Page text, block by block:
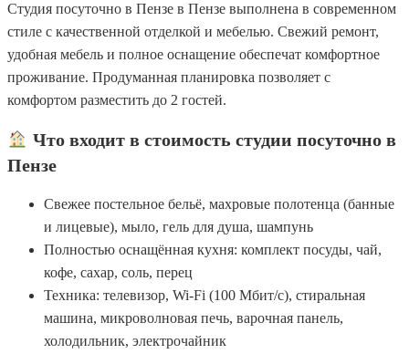
Студия посуточно в Пензе в Пензе выполнена в современном
стиле с качественной отделкой и мебелью. Свежий ремонт,
удобная мебель и полное оснащение обеспечат комфортное
проживание. Продуманная планировка позволяет с
комфортом разместить до 2 гостей.
Что входит в стоимость студии посуточно в
Пензе
Свежее постельное бельё, махровые полотенца (банные
и лицевые), мыло, гель для душа, шампунь
Полностью оснащённая кухня: комплект посуды, чай,
кофе, сахар, соль, перец
Техника: телевизор, Wi-Fi (100 Мбит/с), стиральная
машина, микроволновая печь, варочная панель,
холодильник, электрочайник